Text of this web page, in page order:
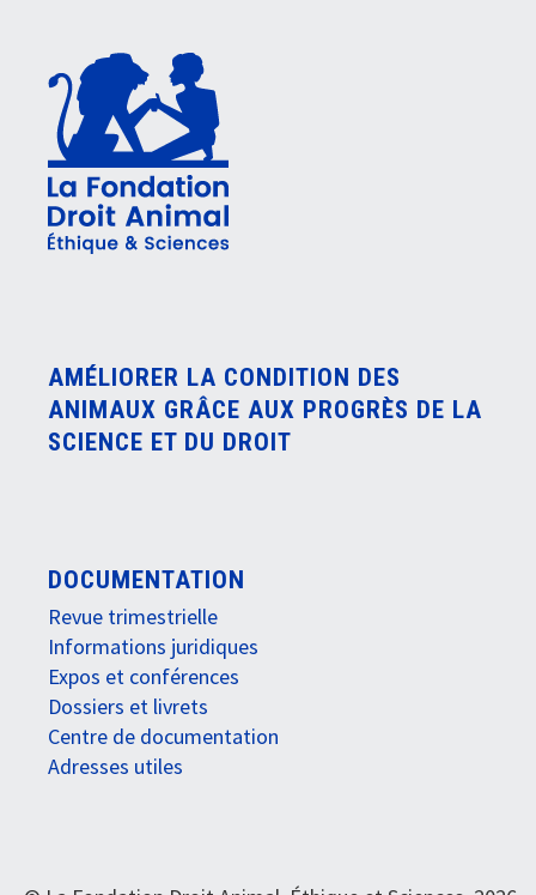
AMÉLIORER LA CONDITION DES
ANIMAUX GRÂCE AUX PROGRÈS DE LA
SCIENCE ET DU DROIT
DOCUMENTATION
Revue trimestrielle
Informations juridiques
Expos et conférences
Dossiers et livrets
Centre de documentation
Adresses utiles